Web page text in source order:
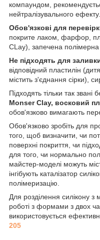
компаундом,
нейтралізувального ефекту.
Обов'язкові для
покрите лаком, фарфор,
CLay), запечена
Не підходять для
відповідний пластилін
містить з'єднання сірки),
Підходять тільки так звані
Monser Clay, восковий
обов'язково вимагають
Обов'язково зробіть для
того, щоб визначити, чи
поверхні покриття, чи
для того, чи нормально
майстер-моделі можуть
інгібують каталізатор
полімеризацію.
Для розділення силікону
роботі з формами з двох
використовується
205